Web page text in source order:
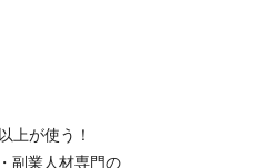
上が使う！
副業人材専門の